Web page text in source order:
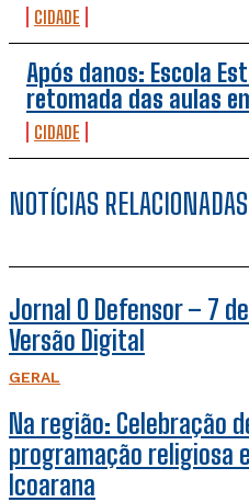
CIDADE
Após danos: Escola
retomada das aulas
CIDADE
NOTÍCIAS RELACIONADAS
Jornal O Defensor – 7
Versão Digital
GERAL
Na região: Celebração
programação religiosa
Icoarana